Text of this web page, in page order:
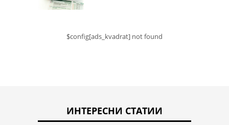
$config[ads_kvadrat] not found
ИНТЕРЕСНИ СТАТИИ